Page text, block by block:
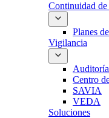
Continuidad
Planes
Vigilancia
Centro
SAVIA
VEDA
Soluciones